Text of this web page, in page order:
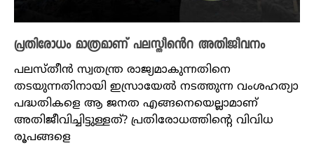
പ്രതിരോധം മാത്രമാണ് പലസ്തീൻെറ അതിജീവനം
പലസ്തീൻ സ്വതന്ത്ര രാജ്യമാകുന്നതിനെ
തടയുന്നതിനായി ഇസ്രായേൽ നടത്തുന്ന വംശഹത്യാ
പദ്ധതികളെ ആ ജനത എങ്ങനെയെല്ലാമാണ്
അതിജീവിച്ചിട്ടുള്ളത്? പ്രതിരോധത്തിൻ്റെ വിവിധ
രൂപങ്ങളെ